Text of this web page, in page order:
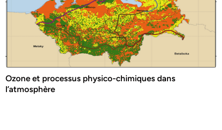
Ozone et processus physico-chimiques dans
l’atmosphère